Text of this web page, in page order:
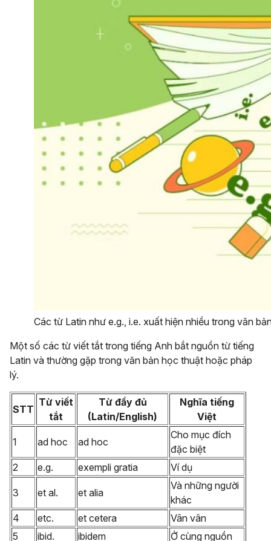
Các từ Latin như e.g., i.e. xuất hiện nhiều trong văn
Một số các từ viết tắt trong tiếng Anh bắt nguồn từ tiếng
Latin và thường gặp trong văn bản học thuật hoặc pháp
lý.
STT
Từ viết
tắt
Từ đầy đủ
(Latin/English)
Nghĩa tiếng
Việt
1 ad hoc ad hoc
Cho mục đích
đặc biệt
2
e.g. exempli gratia Ví dụ
3 et al. et alia
Và những người
khác
4
etc. et cetera
Vân vân
5
ibid. ibidem Ở cùng nguồn